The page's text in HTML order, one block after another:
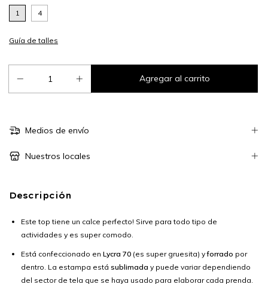
1 4
Guía de talles
Medios de envío
Nuestros locales
Descripción
Este top tiene un calce perfecto! Sirve para todo tipo de
actividades y es super comodo.
Está confeccionado en Lycra 70 (es super gruesita) yforrado por
dentro. La estampa está sublimada y puede variar dependiendo
del sector de tela que se haya usado para elaborar cada prenda.